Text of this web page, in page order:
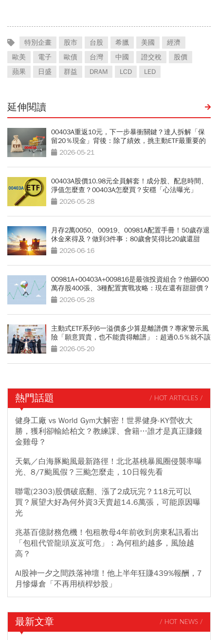
特別企畫 股市 台股 希臘 美國
經濟
歐美
電子 歐債 台灣 中國 證交稅
股價
蘋果
日盛 群益 DRAM LCD LED
延伸閱讀
00403A重返10元，下一步暴衝關鍵？達人拆解「保
留20％現金」背後：除了績效，挑主動ETF最重要的
是？2026-05-21
00403A股價10.98元全員解套！成分股、配息時間、
淨值怎麼查？00403A怎麼買？安穩「心法曝光」
2026-05-28
月存2萬0050、00919、00981A配置手冊！50歲存退
休金來得及？做到3件事：80歲會笑得比20歲還甜
2026-06-16
00981A+00403A+009816是最強投資組合？他砸600
萬存股400張、3種配置實戰攻略：現在還有甜甜價？
2026-05-28
主動式ETF系列6一溢價多少算是離譜價？專家警示風
險「願意買貴，也不能貴得離譜」：超過0.5％就不該
買 2026-05-20
熱門話題 / HOT ARTICLES /
健身工廠 vs World Gym大解密！世界健身-KY營收大
勝，獲利卻輸給柏文？教練課、會籍…誰才是真正賺錢
金雞母？
天氣／白海豚颱風最新路徑！北北基桃暴風圈侵襲率曝
光、8/7颱風假？三颱怎麼走，10日報先看
聯電(2303)股價破底翻、漲了2成玩完？118元可以
買？展望大好為何外資3天賣超14.6萬張，可能原因曝
光
兆基百億財務危機！包租教母4年前收到房東私訊看出
「包租代管龍頭岌岌可危」：為何租約越多，風險越
高？
AI股神一夕之間跌落神壇！他上半年狂賺439%報酬，7
月慘爆倉「不再用槓桿炒股」
最新文章 / HOT NEWS /